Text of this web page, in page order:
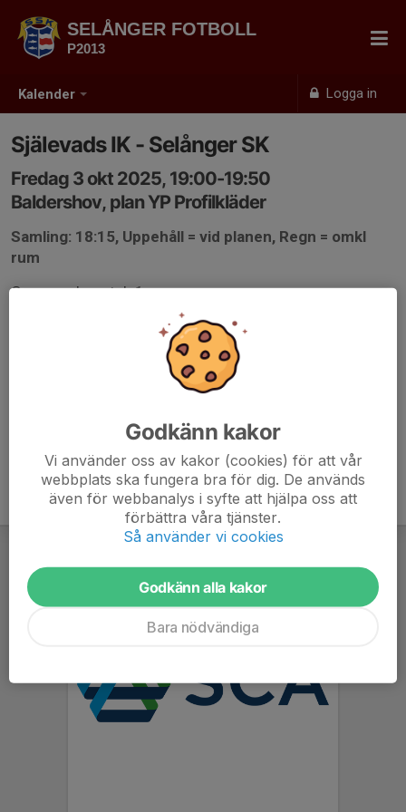
Kalender Logga in
SELÅNGER FOTBOLL
P2013
Själevads IK - Selånger SK
Fredag 3 okt 2025, 19:00-19:50
Baldershov, plan YP Profilkläder
Samling: 18:15, Uppehåll = vid planen, Regn = omkl
rum
Gruppspelsmatch 1
Godkänn kakor
Vi använder oss av kakor (cookies) för att vår
webbplats ska fungera bra för dig. De används
även för webbanalys i syfte att hjälpa oss att
förbättra våra tjänster.
Så använder vi cookies
Godkänn alla kakor
Bara nödvändiga